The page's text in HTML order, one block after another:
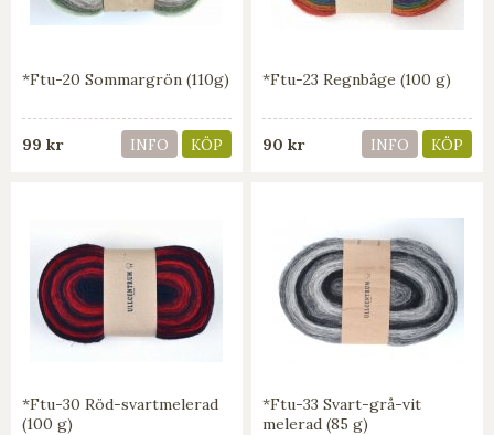
*Ftu-20 Sommargrön (110g)
99 kr INFO KÖP
*Ftu-23 Regnbåge (100 g)
90 kr INFO KÖP
*Ftu-30 Röd-svartmelerad
(100 g)
*Ftu-33 Svart-grå-vit
melerad (85 g)